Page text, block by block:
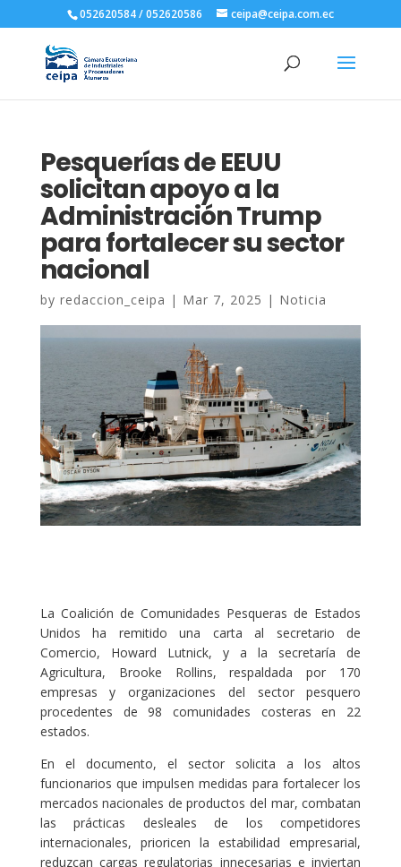
052620584 / 052620586 ceipa@ceipa.com.ec
Pesquerías de EEUU
solicitan apoyo a la
Administración Trump
para fortalecer su sector
nacional
by redaccion_ceipa | Mar 7, 2025 | Noticia
La Coalición de Comunidades Pesqueras de Estados
Unidos ha remitido una carta al secretario de
Comercio, Howard Lutnick, y a la secretaría de
Agricultura, Brooke Rollins, respaldada por 170
empresas y organizaciones del sector pesquero
procedentes de 98 comunidades costeras en 22
estados.
En el documento, el sector solicita a los altos
funcionarios que impulsen medidas para fortalecer los
mercados nacionales de productos del mar, combatan
las prácticas desleales de los competidores
internacionales, prioricen la estabilidad empresarial,
reduzcan cargas regulatorias innecesarias e inviertan